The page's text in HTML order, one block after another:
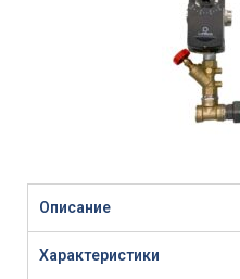
Описание
Характеристики